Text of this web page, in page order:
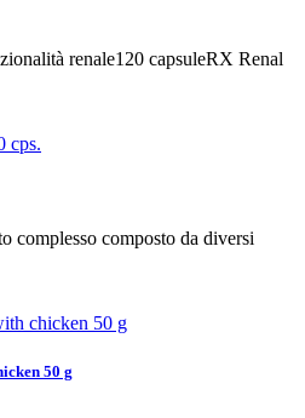
renale120 capsuleRX Renal
complesso composto da diversi
50 g